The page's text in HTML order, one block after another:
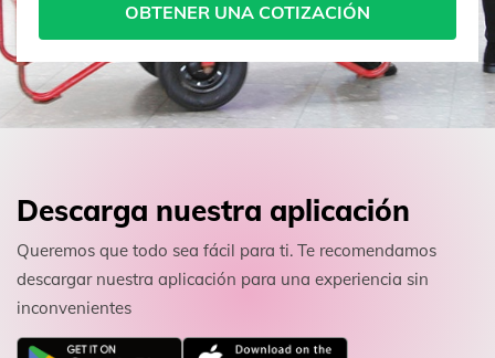
OBTENER UNA COTIZACIÓN
Descarga nuestra aplicación
Queremos que todo sea fácil para ti. Te recomendamos
descargar nuestra aplicación para una experiencia sin
inconvenientes